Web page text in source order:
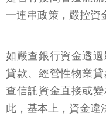
一連串政策，嚴控資
如嚴查銀行資金透
貸款、經營性物業
查信託資金直接或
此，基本上，資金違